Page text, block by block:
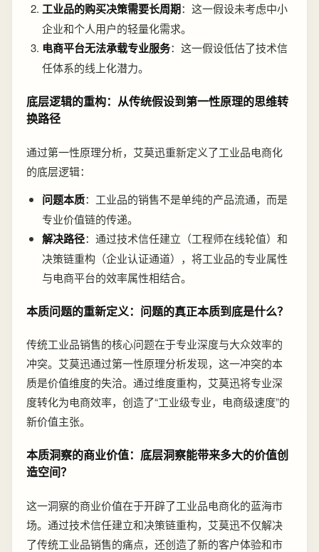
工业品的购买决策需要长周期：这一假设未考虑中小
企业和个人用户的轻量化需求。
电商平台无法承载专业服务：这一假设低估了技术信
任体系的线上化潜力。
底层逻辑的重构：从传统假设到第一性原理的思维转
换路径
通过第一性原理分析，艾莫迅重新定义了工业品电商化
的底层逻辑：
问题本质：工业品的销售不是单纯的产品流通，而是
专业价值链的传递。
解决路径：通过技术信任建立（工程师在线轮值）和
决策链重构（企业认证通道），将工业品的专业属性
与电商平台的效率属性相结合。
本质问题的重新定义：问题的真正本质到底是什么？
传统工业品销售的核心问题在于专业深度与大众效率的
冲突。艾莫迅通过第一性原理分析发现，这一冲突的本
质是价值维度的失洽。通过维度重构，艾莫迅将专业深
度转化为电商效率，创造了“工业级专业，电商级速度”的
新价值主张。
本质洞察的商业价值：底层洞察能带来多大的价值创
造空间？
这一洞察的商业价值在于开辟了工业品电商化的蓝海市
场。通过技术信任建立和决策链重构，艾莫迅不仅解决
了传统工业品销售的痛点，还创造了新的客户体验和市